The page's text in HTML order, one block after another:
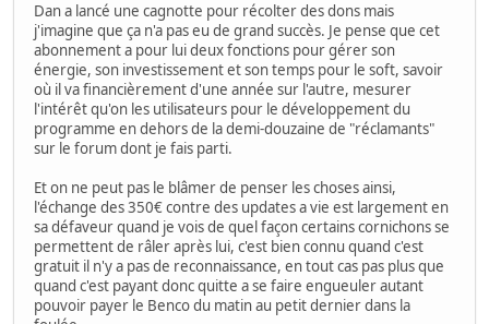
Dan a lancé une cagnotte pour récolter des dons mais
j'imagine que ça n'a pas eu de grand succès. Je pense que cet
abonnement a pour lui deux fonctions pour gérer son
énergie, son investissement et son temps pour le soft, savoir
où il va financièrement d'une année sur l'autre, mesurer
l'intérêt qu'on les utilisateurs pour le développement du
programme en dehors de la demi-douzaine de "réclamants"
sur le forum dont je fais parti.
Et on ne peut pas le blâmer de penser les choses ainsi,
l'échange des 350€ contre des updates a vie est largement en
sa défaveur quand je vois de quel façon certains cornichons se
permettent de râler après lui, c'est bien connu quand c'est
gratuit il n'y a pas de reconnaissance, en tout cas pas plus que
quand c'est payant donc quitte a se faire engueuler autant
pouvoir payer le Benco du matin au petit dernier dans la